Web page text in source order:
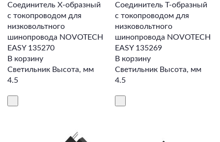
Соединитель Х-образный
с токопроводом для
низковольтного
шинопровода NOVOTECH
EASY 135270
В корзину
Светильник Высота, мм
4.5
Соединитель Т-образный
с токопроводом для
низковольтного
шинопровода NOVOTECH
EASY 135269
В корзину
Светильник Высота, мм
4.5